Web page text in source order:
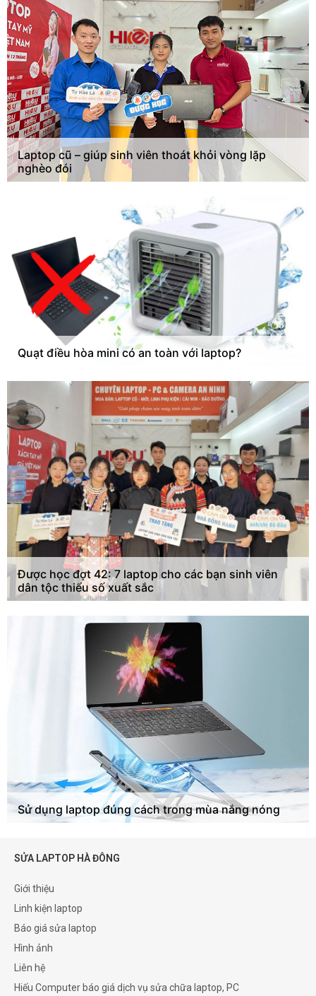
Laptop cũ – giúp sinh viên thoát khỏi vòng lặp
nghèo đói
Quạt điều hòa mini có an toàn với laptop?
Được học đợt 42: 7 laptop cho các bạn sinh viên
dân tộc thiểu số xuất sắc
Sử dụng laptop đúng cách trong mùa nắng nóng
SỬA LAPTOP HÀ ĐÔNG
Giới thiệu
Linh kiện laptop
Báo giá sửa laptop
Hình ảnh
Liên hệ
Hiếu Computer báo giá dịch vụ sửa chữa laptop, PC